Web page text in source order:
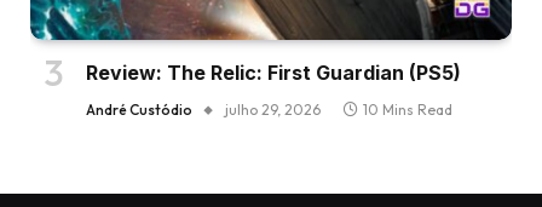
Review: The Relic: First Guardian (PS5)
André Custódio julho 29, 2026 10 Mins Read